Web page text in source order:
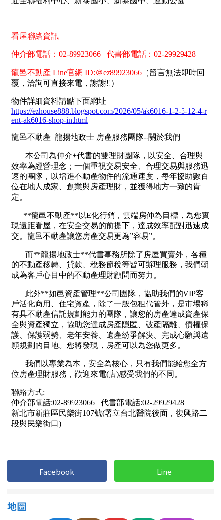
高雄市
澎湖縣
屏東縣
台東縣
金門連江
80坪以上
坪
樓層
不拘
2樓
3樓 4樓
21樓以上
~ 樓
不拘
1房
2房 3房
4房 5房以上
屋齡
不拘
5 年以下
20-30 年 30-40 年
Facebook Line
地圖